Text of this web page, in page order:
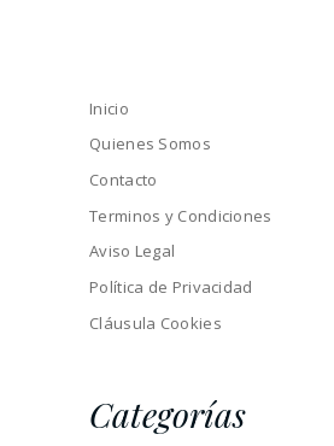
Inicio
Quienes Somos
Contacto
Terminos y Condiciones
Aviso Legal
Política de Privacidad
Cláusula Cookies
Categorías